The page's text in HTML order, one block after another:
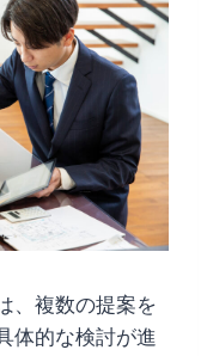
、複数の提案を
体的な検討が進